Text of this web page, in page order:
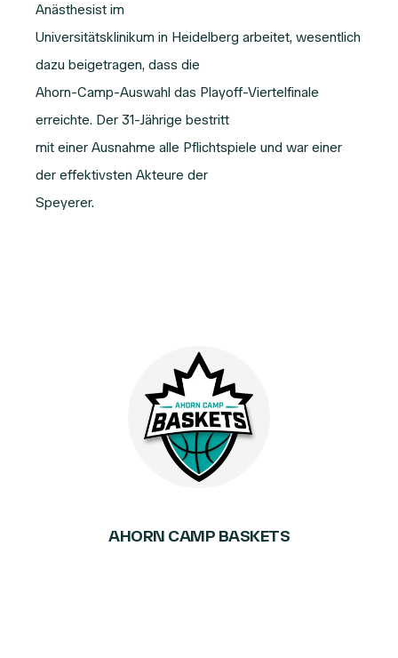
Anästhesist im
Universitätsklinikum in Heidelberg arbeitet, wesentlich
dazu beigetragen, dass die
Ahorn-Camp-Auswahl das Playoff-Viertelfinale
erreichte. Der 31-Jährige bestritt
mit einer Ausnahme alle Pflichtspiele und war einer
der effektivsten Akteure der
Speyerer.
AHORN CAMP BASKETS